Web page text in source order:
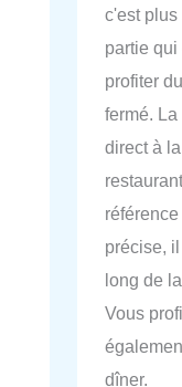
c'est plus
partie qui
profiter
fermé.
direct à
précise,
long de
Vous
dîner.